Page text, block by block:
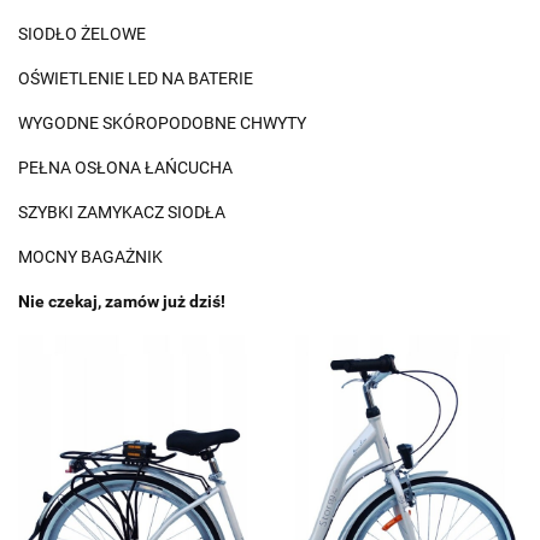
SIODŁO ŻELOWE
OŚWIETLENIE LED NA BATERIE
WYGODNE SKÓROPODOBNE CHWYTY
PEŁNA OSŁONA ŁAŃCUCHA
SZYBKI ZAMYKACZ SIODŁA
MOCNY BAGAŻNIK
Nie czekaj, zamów już dziś!